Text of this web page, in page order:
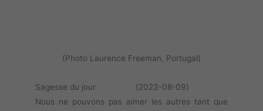
(Photo Laurence Freeman, Portugal)
Sagesse du jour (2023-08-09)
Nous ne pouvons pas aimer les autres tant que